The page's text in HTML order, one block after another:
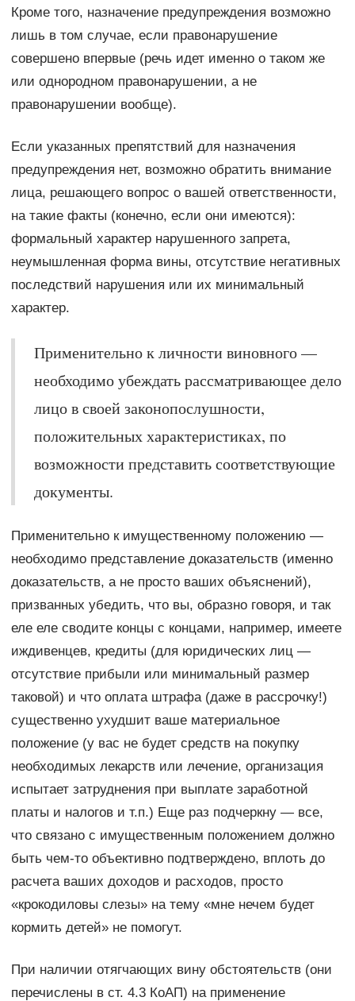
Кроме того, назначение предупреждения возможно
лишь в том случае, если правонарушение
совершено впервые (речь идет именно о таком же
или однородном правонарушении, а не
правонарушении вообще).
Если указанных препятствий для назначения
предупреждения нет, возможно обратить внимание
лица, решающего вопрос о вашей ответственности,
на такие факты (конечно, если они имеются):
формальный характер нарушенного запрета,
неумышленная форма вины, отсутствие негативных
последствий нарушения или их минимальный
характер.
Применительно к личности виновного —
необходимо убеждать рассматривающее дело
лицо в своей законопослушности,
положительных характеристиках, по
возможности представить соответствующие
документы.
Применительно к имущественному положению —
необходимо представление доказательств (именно
доказательств, а не просто ваших объяснений),
призванных убедить, что вы, образно говоря, и так
еле еле сводите концы с концами, например, имеете
иждивенцев, кредиты (для юридических лиц —
отсутствие прибыли или минимальный размер
таковой) и что оплата штрафа (даже в рассрочку!)
существенно ухудшит ваше материальное
положение (у вас не будет средств на покупку
необходимых лекарств или лечение, организация
испытает затруднения при выплате заработной
платы и налогов и т.п.) Еще раз подчеркну — все,
что связано с имущественным положением должно
быть чем-то объективно подтверждено, вплоть до
расчета ваших доходов и расходов, просто
«крокодиловы слезы» на тему «мне нечем будет
кормить детей» не помогут.
При наличии отягчающих вину обстоятельств (они
перечислены в ст. 4.3 КоАП) на применение